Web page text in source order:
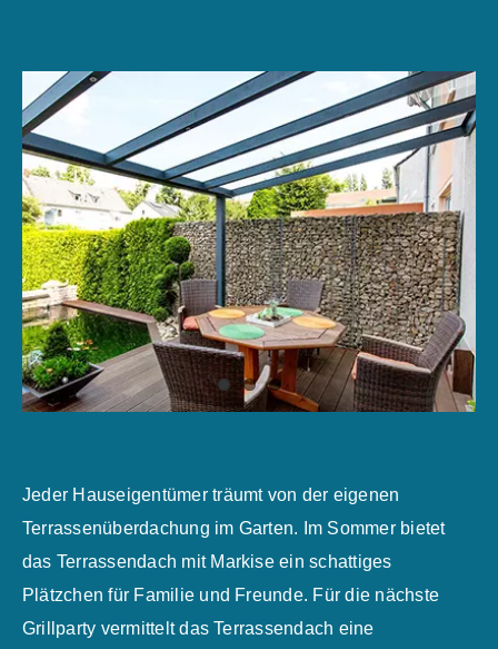
Jeder Hauseigentümer träumt von der eigenen
Terrassenüberdachung im Garten. Im Sommer bietet
das Terrassendach mit Markise ein schattiges
Plätzchen für Familie und Freunde. Für die nächste
Grillparty vermittelt das Terrassendach eine